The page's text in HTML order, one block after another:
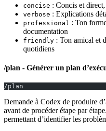
concise : Concis et
verbose : Explications
professional : Ton
documentation
friendly : Ton amical et
quotidiens
/plan - Générer un plan
/plan
Demande à Codex de produire
avant de procéder étape par
permettant d’identifier les